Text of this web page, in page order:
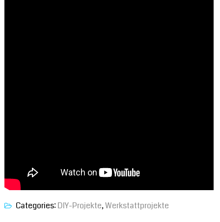
Categories: DIY-Projekte,Werkstattprojekte